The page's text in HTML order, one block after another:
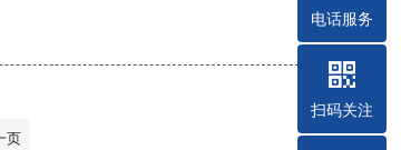
页
电话服务
扫码关注